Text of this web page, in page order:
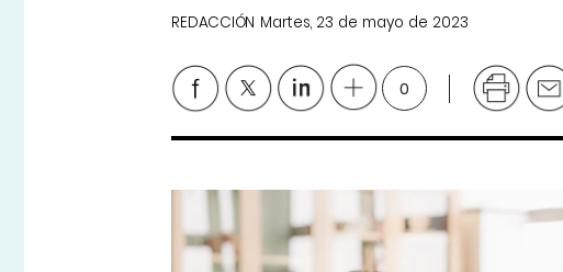
REDACCIÓN Martes, 23 de mayo de 2023
0